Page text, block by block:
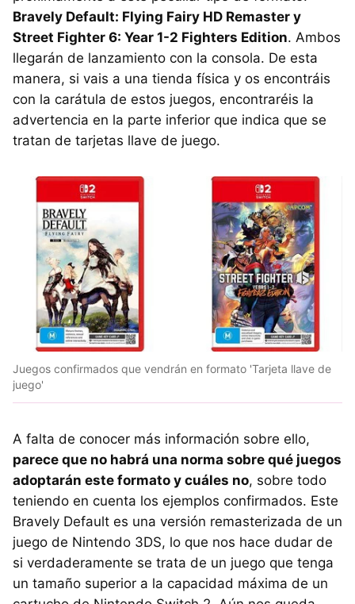
Bravely Default: Flying Fairy HD Remaster y
Street Fighter 6: Year 1-2 Fighters Edition. Ambos
llegarán de lanzamiento con la consola. De esta
manera, si vais a una tienda física y os encontráis
con la carátula de estos juegos, encontraréis la
advertencia en la parte inferior que indica que se
tratan de tarjetas llave de juego.
Juegos confirmados que vendrán en formato 'Tarjeta llave de
juego'
A falta de conocer más información sobre ello,
parece que no habrá una norma sobre qué juegos
adoptarán este formato y cuáles no, sobre todo
teniendo en cuenta los ejemplos confirmados. Este
Bravely Default es una versión remasterizada de un
juego de Nintendo 3DS, lo que nos hace dudar de
si verdaderamente se trata de un juego que tenga
un tamaño superior a la capacidad máxima de un